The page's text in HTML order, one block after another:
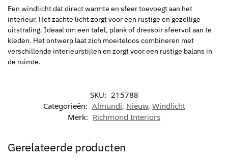
Een windlicht dat direct warmte en sfeer toevoegt aan het
interieur. Het zachte licht zorgt voor een rustige en gezellige
uitstraling. Ideaal om een tafel, plank of dressoir sfeervol aan te
kleden. Het ontwerp laat zich moeiteloos combineren met
verschillende interieurstijlen en zorgt voor een rustige balans in
de ruimte.
SKU: 215788
Categorieën: Almundi, Nieuw, Windlicht
Merk: Richmond Interiors
Gerelateerde producten